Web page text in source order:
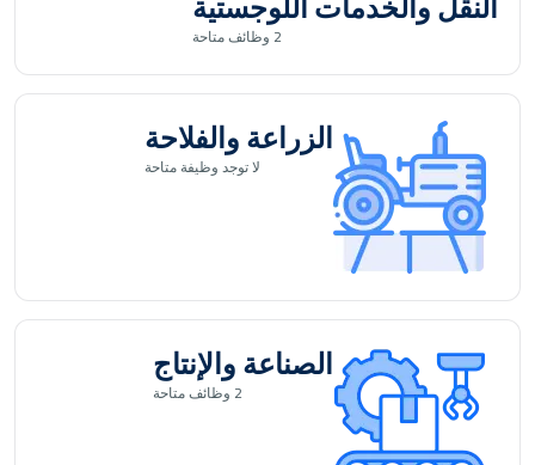
2 وظائف متاحة
الزراعة والفلاحة
لا توجدوظيفة متاحة
الصناعة والإنتاج
2 وظائف متاحة